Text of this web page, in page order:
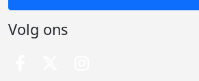
Volg ons